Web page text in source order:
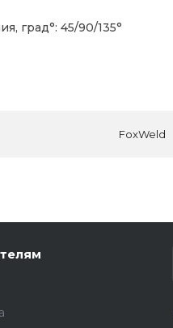
град°: 45/90/135°
FoxWeld